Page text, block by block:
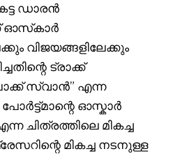
ഡാരൻ
ഓസ്‌കാർ
വിജയങ്ങളിലേക്കും
ട്രാക്ക്
സ്വാൻ” എന്ന
ഓസ്കാർ
ചിത്രത്തിലെ മികച്ച
മികച്ച നടനുള്ള